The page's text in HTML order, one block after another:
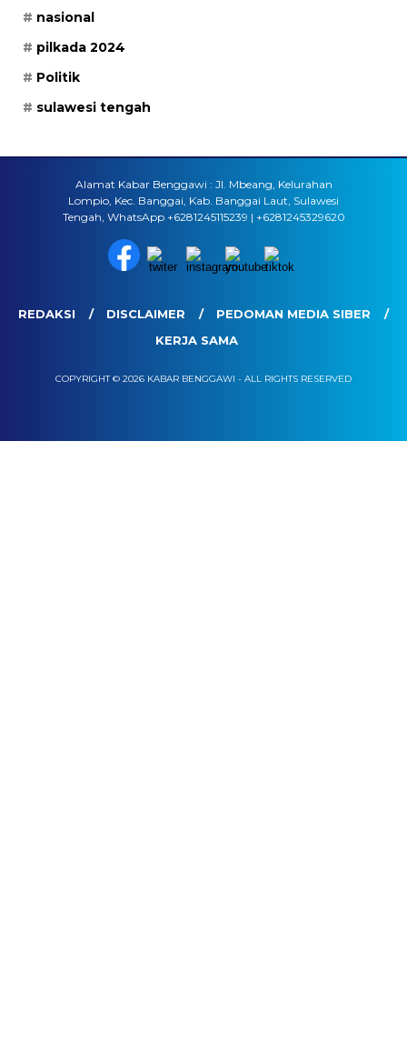
nasional
pilkada 2024
Politik
sulawesi tengah
Alamat Kabar Benggawi : Jl. Mbeang, Kelurahan
Lompio, Kec. Banggai, Kab. Banggai Laut, Sulawesi
Tengah, WhatsApp +6281245115239 | +6281245329620
REDAKSI DISCLAIMER
PEDOMAN MEDIA SIBER
KERJA SAMA
COPYRIGHT © 2026 KABAR BENGGAWI - ALL RIGHTS RESERVED